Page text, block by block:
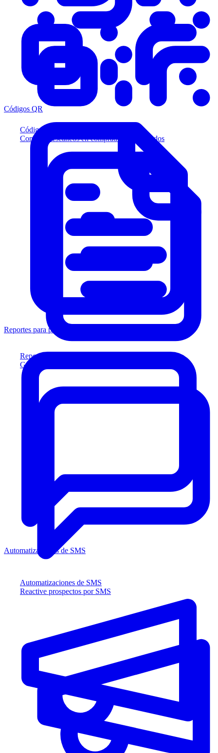
Códigos QR
Convierta escaneos en compradores calificados
Reportes para prestamistas
Genere reportes listos para el prestamista
Automatizaciones de SMS
Reactive prospectos por SMS
Códigos QR
Reportes para prestamistas
Automatizaciones de SMS